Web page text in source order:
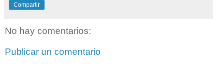
Compartir
No hay comentarios:
Publicar un comentario